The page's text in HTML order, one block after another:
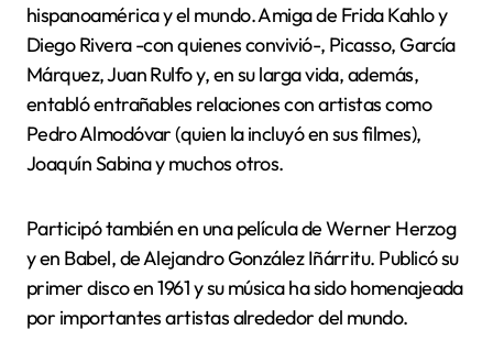
hispanoamérica y el mundo. Amiga de Frida Kahlo y
Diego Rivera -con quienes convivió-, Picasso, García
Márquez, Juan Rulfo y, en su larga vida, además,
entabló entrañables relaciones con artistas como
Pedro Almodóvar (quien la incluyó en sus filmes),
Joaquín Sabina y muchos otros.
Participó también en una película de Werner Herzog
y en Babel, de Alejandro González Iñárritu. Publicó su
primer disco en 1961 y su música ha sido homenajeada
por importantes artistas alrededor del mundo.